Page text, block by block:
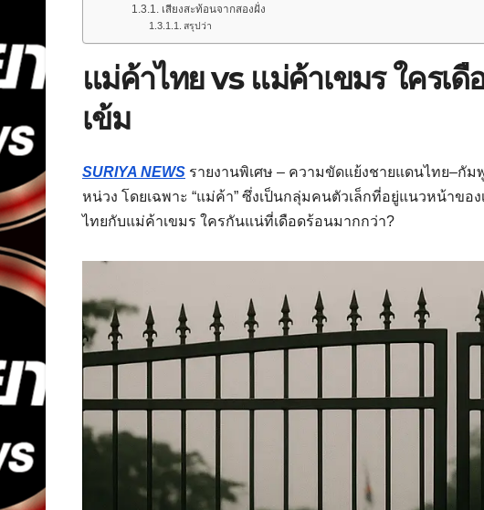
เสียงสะท้อนจากสองฝั่ง
สรุปว่า
แม่ค้าไทย vs แม่ค้าเขมร ใครเ
เข้ม
SURIYA NEWS รายงานพิเศษ – ความขัดแย้งชายแดนไทย–กั
หน่วง โดยเฉพาะ “แม่ค้า” ซึ่งเป็นกลุ่มคนตัวเล็กที่อยู่แนวหน้าข
ไทยกับแม่ค้าเขมร ใครกันแน่ที่เดือดร้อนมากกว่า?